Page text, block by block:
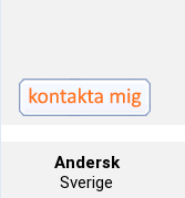
Andersk
Sverige